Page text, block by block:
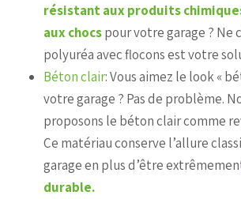
résistant aux produits
aux chocspour votre garage ? Ne
polyuréa avec flocons est votre
Béton clair: Vous aimez le look «
votre garage ? Pas de problème.
proposons le béton clair comme
Ce matériau conserve l’allure
garage en plus d’être
durable.